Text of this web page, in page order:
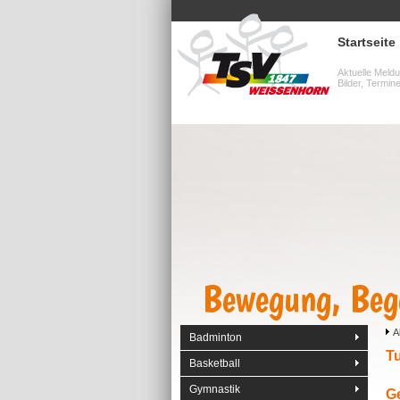
Startseite
Aktuelle
Bilder, Termine
Bewegung,
Bewegung,
Badminton
Basketball
Gymnastik